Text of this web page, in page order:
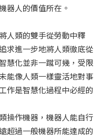
器人的價值所在。
人類的雙手從勞動中釋
求進一步地將人類徹底從
慧化並非一蹴可幾，受限
能像人類一樣靈活地對事
作是智慧化過程中必經的
操作機器，機器人能自行
超過一般機器所能達成的